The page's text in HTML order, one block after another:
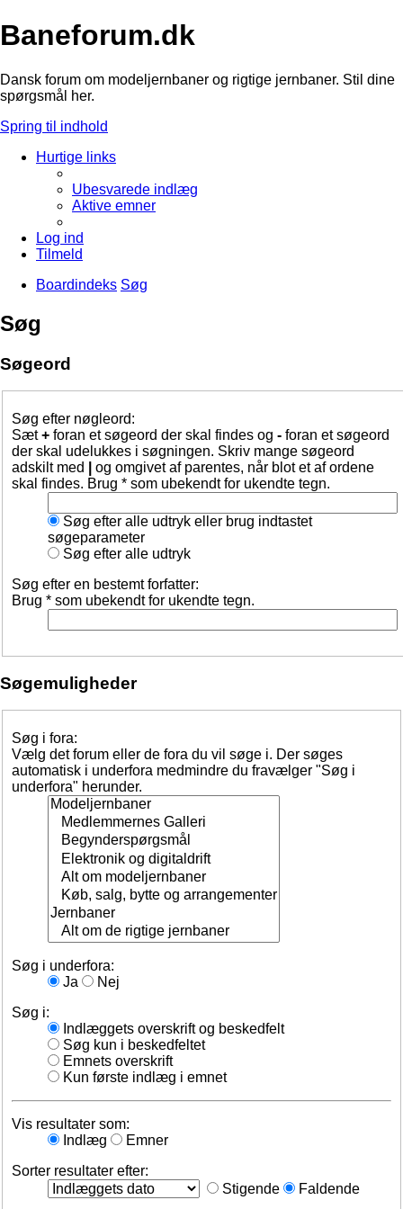
Baneforum.dk
Dansk forum om modeljernbaner og rigtige jernbaner. Stil dine
spørgsmål her.
Spring til indhold
Hurtige links
Ubesvarede indlæg
Aktive emner
Log ind
Tilmeld
Boardindeks Søg
Søg
Søgeord
Søg efter nøgleord:
Sæt+ foran et søgeord der skal findes og - foran et søgeord
der skal udelukkes i søgningen. Skriv mange søgeord
adskilt med
og omgivet af parentes, når blot et af ordene
skal findes. Brug * som ubekendt for ukendte tegn.
Søg efter alle udtryk eller brug indtastet
søgeparameter
Søg efter alle udtryk
Søg efter en bestemt forfatter:
Brug * som ubekendt for ukendte tegn.
Søgemuligheder
Søg i fora:
Vælg det forum eller de fora du vil søge i. Der søges
automatisk i underfora medmindre du fravælger "Søg i
underfora" herunder.
Søg i underfora:
Ja
Nej
Søg i:
Indlæggets overskrift og beskedfelt
Søg kun i beskedfeltet
Emnets overskrift
Kun første indlæg i emnet
Vis resultater som:
Indlæg
Emner
Sorter resultater efter:
Stigende
Faldende